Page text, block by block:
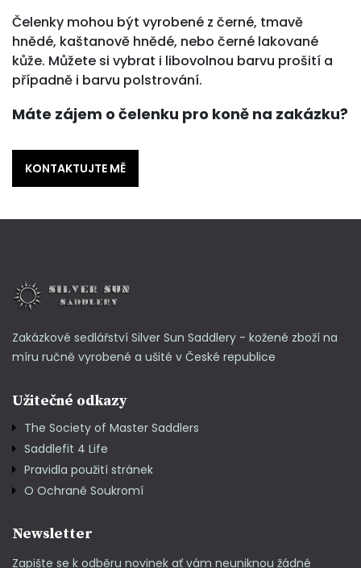
Čelenky mohou být vyrobené z černé, tmavě
hnědé, kaštanově hnědé, nebo černé lakované
kůže. Můžete si vybrat i libovolnou barvu prošití a
případně i barvu polstrování.
Máte zájem o čelenku pro koně na zakázku?
KONTAKTUJTE MĚ
Zakázkové sedlářství Silver Sun Saddlery - kožené zboží na
míru ručně vyrobené a ušité v České republice
Užitečné odkazy
The Society of Master Saddlers
Saddlefit 4 Life
Pravidla použití stránek
O Ochraně Soukromí
Newsletter
Zapište se k odběru novinek ať vám neuniknou žádné